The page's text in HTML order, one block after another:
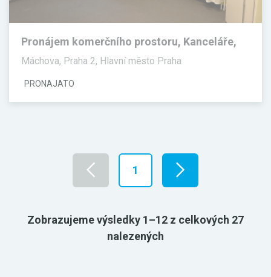
Pronájem komerčního prostoru, Kanceláře,
30 m²
Máchova, Praha 2, Hlavní město Praha
PRONAJATO
1
Zobrazujeme výsledky 1–12 z celkových 27
nalezených